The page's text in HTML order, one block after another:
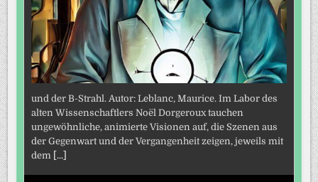
und der B-Strahl. Autor: Leblanc, Maurice. Im Labor des
alten Wissenschaftlers Noël Dorgeroux tauchen
ungewöhnliche, animierte Visionen auf, die Szenen aus
der Gegenwart und der Vergangenheit zeigen, jeweils mit
dem [...]